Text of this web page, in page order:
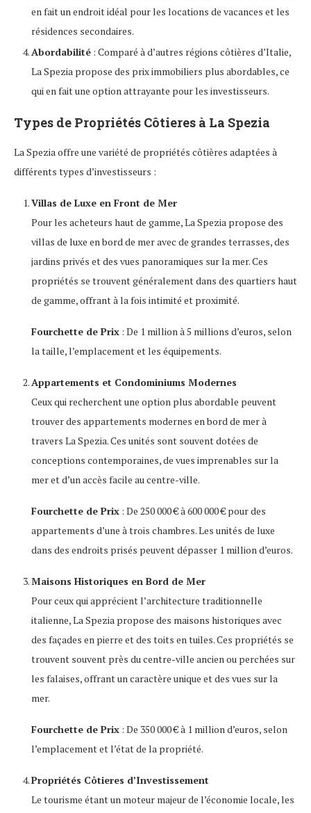
en fait un endroit idéal pour les locations de vacances et les
résidences secondaires.
Abordabilité : Comparé à d’autres régions côtières d’Italie,
La Spezia propose des prix immobiliers plus abordables, ce
qui en fait une option attrayante pour les investisseurs.
Types de Propriétés Côtieres à La Spezia
La Spezia offre une variété de propriétés côtières adaptées à
différents types d’investisseurs :
Villas de Luxe en Front de Mer
Pour les acheteurs haut de gamme, La Spezia propose des
villas de luxe en bord de mer avec de grandes terrasses, des
jardins privés et des vues panoramiques sur la mer. Ces
propriétés se trouvent généralement dans des quartiers haut
de gamme, offrant à la fois intimité et proximité.
Fourchette de Prix : De 1 million à 5 millions d’euros, selon
la taille, l’emplacement et les équipements.
Appartements et Condominiums Modernes
Ceux qui recherchent une option plus abordable peuvent
trouver des appartements modernes en bord de mer à
travers La Spezia. Ces unités sont souvent dotées de
conceptions contemporaines, de vues imprenables sur la
mer et d’un accès facile au centre-ville.
Fourchette de Prix : De 250 000 € à 600 000 € pour des
appartements d’une à trois chambres. Les unités de luxe
dans des endroits prisés peuvent dépasser 1 million d’euros.
Maisons Historiques en Bord de Mer
Pour ceux qui apprécient l’architecture traditionnelle
italienne, La Spezia propose des maisons historiques avec
des façades en pierre et des toits en tuiles. Ces propriétés se
trouvent souvent près du centre-ville ancien ou perchées sur
les falaises, offrant un caractère unique et des vues sur la
mer.
Fourchette de Prix : De 350 000 € à 1 million d’euros, selon
l’emplacement et l’état de la propriété.
Propriétés Côtieres d’Investissement
Le tourisme étant un moteur majeur de l’économie locale, les